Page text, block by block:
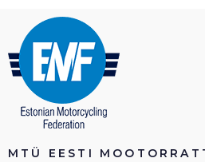
MTÜ EESTI